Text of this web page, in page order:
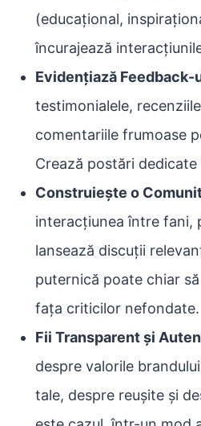
(educațional,
încurajează
Evidențiază Feedback-
testimonialele,
comentariile frumoase
Crează postări
Construiește o
interacțiunea între fani,
lansează discuții
puternică poate chiar
fața criticilor nefondate.
Fii Transparent și
despre valorile
tale, despre reușite și